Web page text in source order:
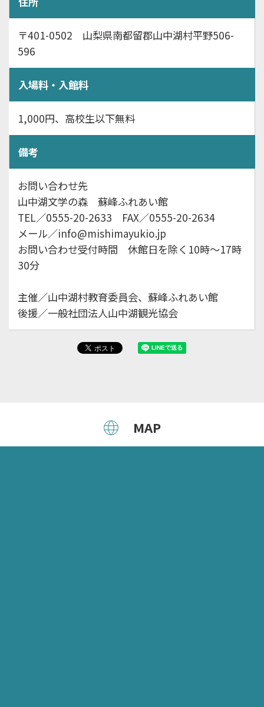
〒401-0502 山梨県南都留郡山中湖村平野506-
596
入場料・入館料
1,000円、高校生以下無料
備考
お問い合わせ先
山中湖文学の森 蘇峰ふれあい館
TEL／0555-20-2633 FAX／0555-20-2634
メール／info@mishimayukio.jp
お問い合わせ受付時間 休館日を除く10時～17時
30分
主催／山中湖村教育委員会、蘇峰ふれあい館
後援／一般社団法人山中湖観光協会
MAP